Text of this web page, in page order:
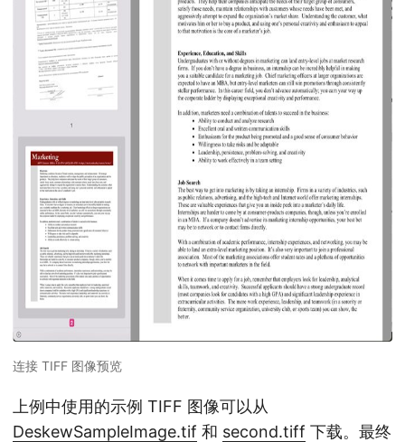
连接 TIFF 图像预览
上例中使用的示例 TIFF 图像可以从
DeskewSampleImage.tif 和 second.tiff 下载。最终